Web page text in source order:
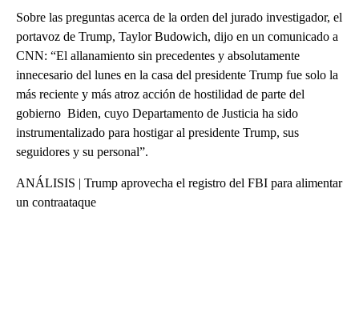
Sobre las preguntas acerca de la orden del jurado investigador, el
portavoz de Trump, Taylor Budowich, dijo en un comunicado a
CNN: “El allanamiento sin precedentes y absolutamente
innecesario del lunes en la casa del presidente Trump fue solo la
más reciente y más atroz acción de hostilidad de parte del
gobierno Biden, cuyo Departamento de Justicia ha sido
instrumentalizado para hostigar al presidente Trump, sus
seguidores y su personal”.
ANÁLISIS | Trump aprovecha el registro del FBI para alimentar
un contraataque